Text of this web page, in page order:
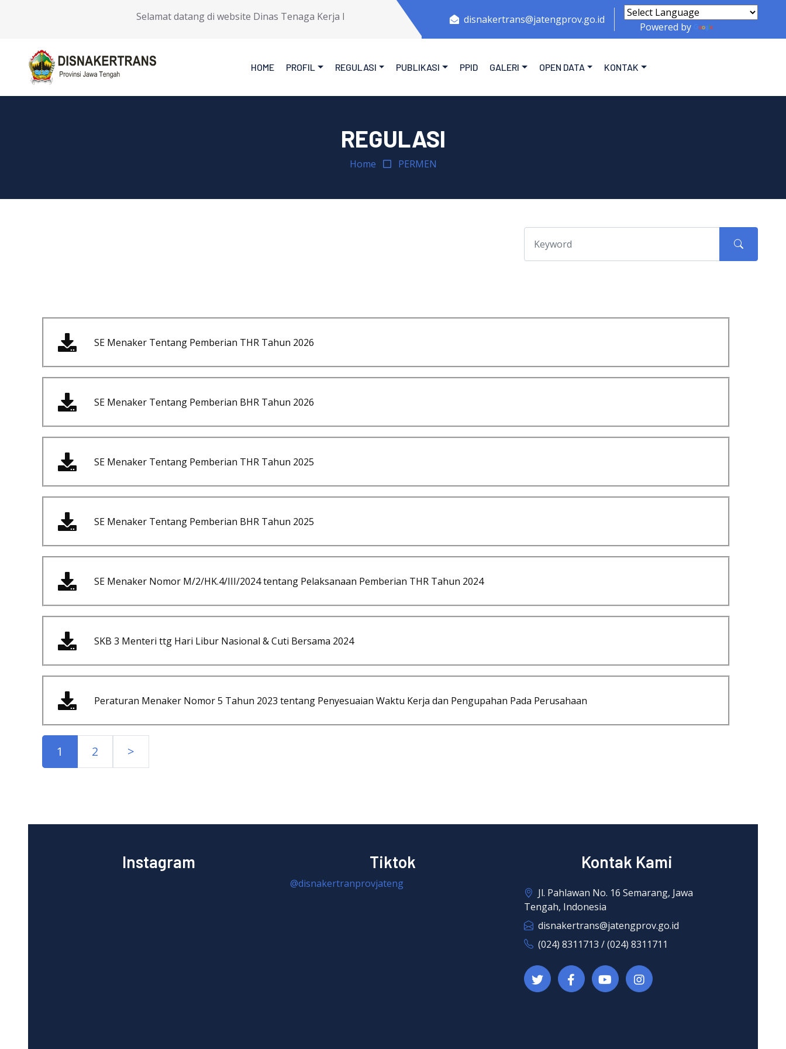
Selamat datang di website Dinas Tenaga Kerja Dan Transmigrasi Provinsi Jawa Tengah.disnakertrans@jatengprov.go.id
Powered by
HOME PROFIL REGULASI PUBLIKASI PPID GALERI OPEN DATA KONTAK
REGULASI
Home PERMEN
SE Menaker Tentang Pemberian THR Tahun 2026
SE Menaker Tentang Pemberian BHR Tahun 2026
SE Menaker Tentang Pemberian THR Tahun 2025
SE Menaker Tentang Pemberian BHR Tahun 2025
SE Menaker Nomor M/2/HK.4/III/2024 tentang Pelaksanaan Pemberian THR Tahun 2024
SKB 3 Menteri ttg Hari Libur Nasional & Cuti Bersama 2024
Peraturan Menaker Nomor 5 Tahun 2023 tentang Penyesuaian Waktu Kerja dan Pengupahan Pada Perusahaan
1 2 >
Instagram Tiktok
@disnakertranprovjateng
Kontak Kami
Jl. Pahlawan No. 16 Semarang, Jawa
Tengah, Indonesia
disnakertrans@jatengprov.go.id
(024) 8311713 / (024) 8311711